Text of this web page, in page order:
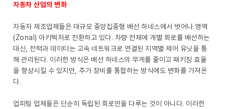
자동차 산업의 변화
자동차 제조업체들은 대규모 중앙집중형 배선 하네스에서 벗어나 영역
(Zonal) 아키텍처로 전환하고 있다. 차량 전체에 개별 회로를 배선하는
대신, 전력과 데이터는 고속 네트워크로 연결된 지역별 제어 유닛을 통
해 관리된다. 이러한 방식은 배선 하네스의 무게를 줄이고 패키징 효율
을 향상시킬 수 있지만, 추가 장비를 통합하는 방식에도 변화를 가져온
다.
업피팅 업체들은 단순히 독립된 회로만을 다루는 것이 아니다. 이러한